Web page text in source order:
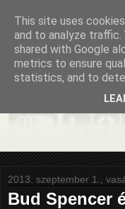
2013. szeptember 1.,
Bud Spencer
This site uses
and to analyze traffic.
shared with Google
metrics to ensure
statistics, and to